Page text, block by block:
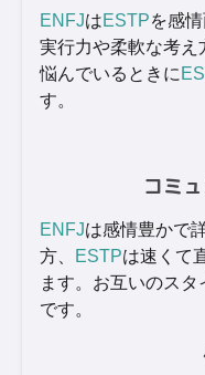
ENFJはESTPを感
実行力や柔軟な考え
悩んでいるときに
す。
コミ
ENFJは感情豊かで
方、
ESTPは速くて
ます。お互いのス
です。